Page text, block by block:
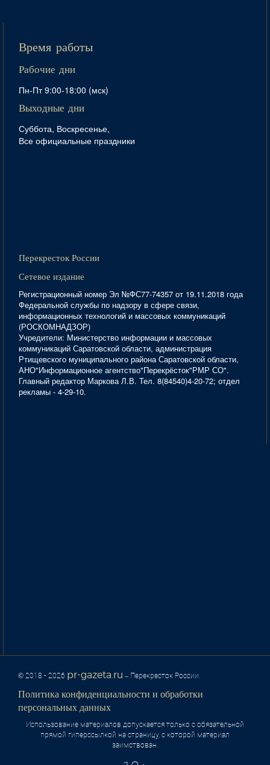
Время работы
Рабочие дни
Пн-Пт 9:00-18:00 (мск)
Выходные дни
Суббота, Воскресенье,
Все официальные праздники
Перекресток России
Сетевое издание
Регистрационный номер Эл №ФС77-74357 от 19.11.2018 года
Федеральной службы по надзору в сфере связи,
информационных технологий и массовых коммуникаций
(РОСКОМНАДЗОР)
Учредители: Министерство информации и массовых
коммуникаций Саратовской области, администрация
Ртищевского муниципального района Саратовской области,
АНО"Информационное агентство"Перекрёсток"РМР СО".
Главный редактор Маркова Л.В. Тел. 8(84540)4-20-72; отдел
рекламы - 4-29-10.
© 2018 - 2026 pr-gazeta.ru – Перекресток России.
Политика конфиденциальности и обработки
персональных данных
Использование материалов допускается только с обязательной
прямой гиперссылкой на страницу, с которой материал
заимствован.